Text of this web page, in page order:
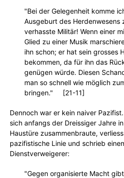
"Bei der Gelegenheit komme
Ausgeburt des Herdenwesens
verhasste Militär! Wenn einer
Glied zu einer Musik
ihn schon; er hat sein grosses
bekommen, da für ihn das
genügen würde. Diesen
man so schnell wie möglich
bringen." [21-11]
Dennoch war er kein naiver
sich anfangs der Dreissiger Jahre
Haustüre zusammenbraute,
pazifistische Linie und schrieb
Dienstverweigerer:
"Gegen organisierte Macht